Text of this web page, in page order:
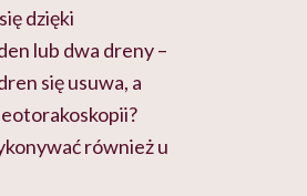
dzięki
lub dwa dreny –
się usuwa, a
również u